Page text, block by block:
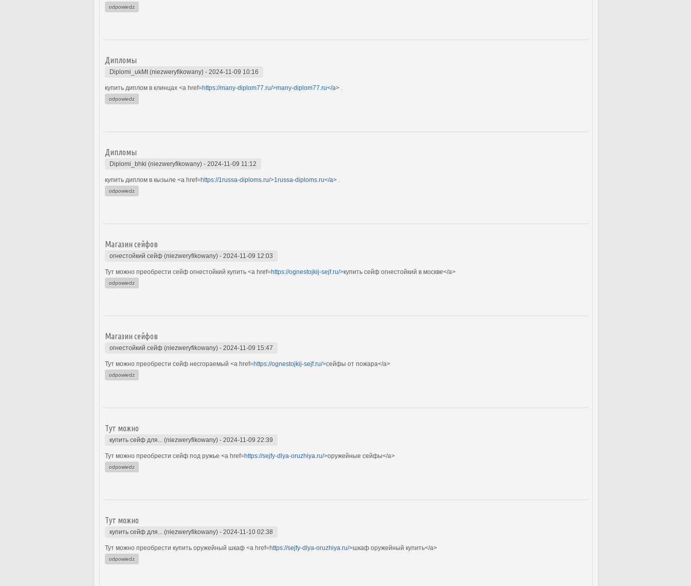
odpowiedz
Дипломы
Diplomi_ukMt (niezweryfikowany) - 2024-11-09 10:16
купить диплом в клинцах <a href=https://many-diplom77.ru/>many-diplom77.ru</a>
odpowiedz
Дипломы
Diplomi_bhki (niezweryfikowany) - 2024-11-09 11:12
купить диплом в кызыле <a href=https://1russa-diploms.ru/>1russa-diploms.ru</a>
odpowiedz
Магазин сейфов
огнестойкий сейф (niezweryfikowany) - 2024-11-09 12:03
Тут можно преобрести сейф огнестойкий купить <a href=https://ognestojkij-sejf.ru/>купить сейф огнестойкий в москве</a>
odpowiedz
Магазин сейфов
огнестойкий сейф (niezweryfikowany) - 2024-11-09 15:47
Тут можно преобрести сейф несгораемый <a href=https://ognestojkij-sejf.ru/>сейфы от пожара</a>
odpowiedz
Тут можно
купить сейф для... (niezweryfikowany) - 2024-11-09 22:39
Тут можно преобрести сейф под ружье <a href=https://sejfy-dlya-oruzhiya.ru/>оружейные сейфы</a>
odpowiedz
Тут можно
купить сейф для... (niezweryfikowany) - 2024-11-10 02:38
Тут можно преобрести купить оружейный шкаф <a href=https://sejfy-dlya-oruzhiya.ru/>шкаф оружейный купить</a>
odpowiedz